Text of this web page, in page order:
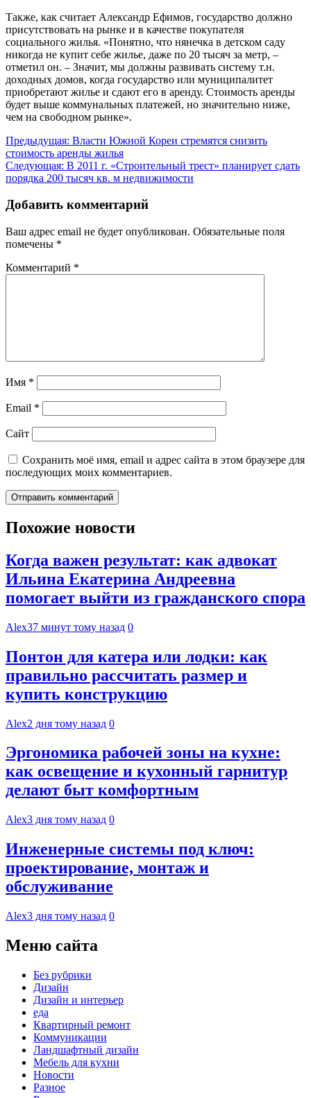
Также, как считает Александр Ефимов, государство должно
присутствовать на рынке и в качестве покупателя
социального жилья. «Понятно, что нянечка в детском саду
никогда не купит себе жилье, даже по 20 тысяч за метр, –
отметил он. – Значит, мы должны развивать систему т.н.
доходных домов, когда государство или муниципалитет
приобретают жилье и сдают его в аренду. Стоимость аренды
будет выше коммунальных платежей, но значительно ниже,
чем на свободном рынке».
Навигация
по
записям
Предыдущая: Власти Южной Кореи стремятся снизить
стоимость аренды жилья
Следующая: В 2011 г. «Строительный трест» планирует сдать
порядка 200 тысяч кв. м недвижимости
Добавить комментарий
Ваш адрес email не будет опубликован. Обязательные поля
помечены *
Комментарий *
Имя *
Email *
Сайт
Сохранить моё имя, email и адрес сайта в этом браузере для
последующих моих комментариев.
Похожие новости
Когда важен результат: как адвокат
Ильина Екатерина Андреевна
помогает выйти из гражданского спора
Alex37 минут тому назад 0
Понтон для катера или лодки: как
правильно рассчитать размер и
купить конструкцию
Alex2 дня тому назад 0
Эргономика рабочей зоны на кухне:
как освещение и кухонный гарнитур
делают быт комфортным
Alex3 дня тому назад 0
Инженерные системы под ключ:
проектирование, монтаж и
обслуживание
Alex3 дня тому назад 0
Меню сайта
Без рубрики
Дизайн
Дизайн и интерьер
еда
Квартирный ремонт
Коммуникации
Ландшафтный дизайн
Мебель для кухни
Новости
Разное